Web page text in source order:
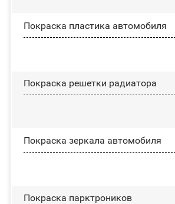
Покраска пластика автомобиля
Покраска решетки радиатора
Покраска зеркала автомобиля
Покраска парктроников